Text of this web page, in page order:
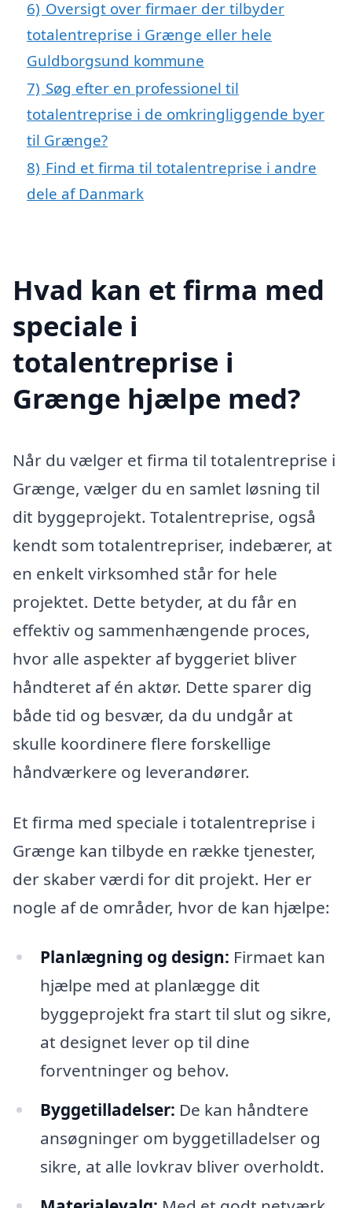
6) Oversigt over firmaer der tilbyder
totalentreprise i Grænge eller hele
Guldborgsund kommune
7) Søg efter en professionel til
totalentreprise i de omkringliggende byer
til Grænge?
8) Find et firma til totalentreprise i andre
dele af Danmark
Hvad kan et firma med
speciale i
totalentreprise i
Grænge hjælpe med?
Når du vælger et firma til totalentreprise i
Grænge, vælger du en samlet løsning til
dit byggeprojekt. Totalentreprise, også
kendt som totalentrepriser, indebærer, at
en enkelt virksomhed står for hele
projektet. Dette betyder, at du får en
effektiv og sammenhængende proces,
hvor alle aspekter af byggeriet bliver
håndteret af én aktør. Dette sparer dig
både tid og besvær, da du undgår at
skulle koordinere flere forskellige
håndværkere og leverandører.
Et firma med speciale i totalentreprise i
Grænge kan tilbyde en række tjenester,
der skaber værdi for dit projekt. Her er
nogle af de områder, hvor de kan hjælpe:
Planlægning og design: Firmaet kan
hjælpe med at planlægge dit
byggeprojekt fra start til slut og sikre,
at designet lever op til dine
forventninger og behov.
Byggetilladelser: De kan håndtere
ansøgninger om byggetilladelser og
sikre, at alle lovkrav bliver overholdt.